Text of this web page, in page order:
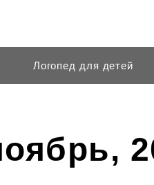
Логопед для детей